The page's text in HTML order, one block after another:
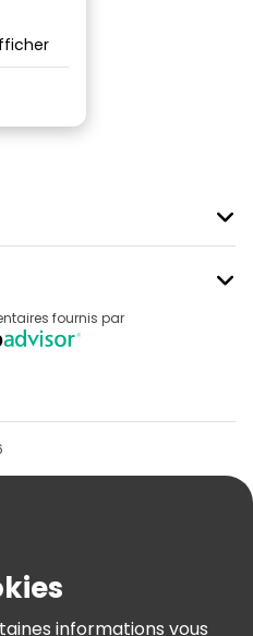
Légales
fournis par
informations vous